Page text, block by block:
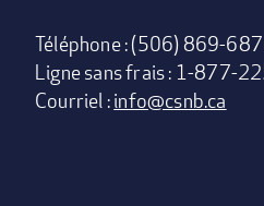
Téléphone : (506) 869-
Ligne sans frais : 1-877-
Courriel :info@csnb.ca